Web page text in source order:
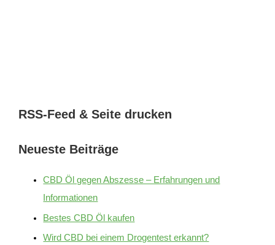
RSS-Feed & Seite drucken
Neueste Beiträge
CBD Öl gegen Abszesse – Erfahrungen und
Informationen
Bestes CBD Öl kaufen
Wird CBD bei einem Drogentest erkannt?